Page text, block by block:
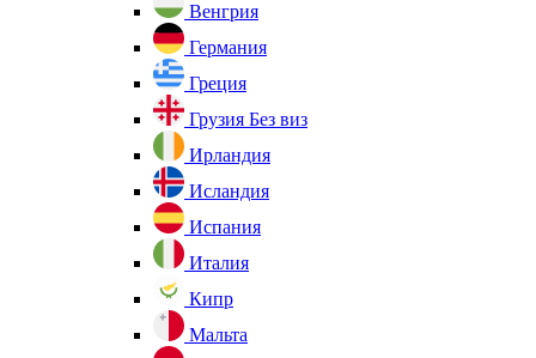
Венгрия
Германия
Греция
Грузия Без виз
Ирландия
Исландия
Испания
Италия
Кипр
Мальта